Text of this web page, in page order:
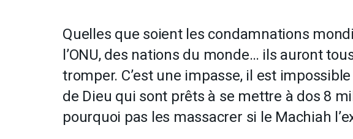
Quelles que soient les condamnations
l’ONU, des nations du monde… ils auront
tromper. C’est une impasse, il est
de Dieu qui sont prêts à se mettre à dos 8
pourquoi pas les massacrer si le Machiah